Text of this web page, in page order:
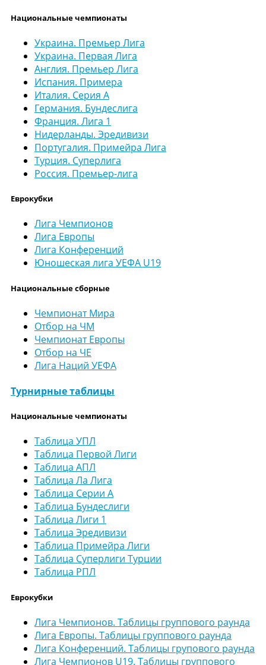
Национальные чемпионаты
Украина. Премьер Лига
Украина. Первая Лига
Англия. Премьер Лига
Испания. Примера
Италия. Серия А
Германия. Бундеслига
Франция. Лига 1
Нидерланды. Эредивизи
Португалия. Примейра Лига
Турция. Суперлига
Россия. Премьер-лига
Еврокубки
Лига Чемпионов
Лига Европы
Лига Конференций
Юношеская лига УЕФА U19
Национальные сборные
Чемпионат Мира
Отбор на ЧМ
Чемпионат Европы
Отбор на ЧЕ
Лига Наций УЕФА
Турнирные таблицы
Национальные чемпионаты
Таблица УПЛ
Таблица Первой Лиги
Таблица АПЛ
Таблица Ла Лига
Таблица Серии А
Таблица Бундеслиги
Таблица Лиги 1
Таблица Эредивизи
Таблица Примейра Лиги
Таблица Суперлиги Турции
Таблица РПЛ
Еврокубки
Лига Чемпионов. Таблицы группового раунда
Лига Европы. Таблицы группового раунда
Лига Конференций. Таблицы групового раунда
Лига Чемпионов U19. Таблицы группового